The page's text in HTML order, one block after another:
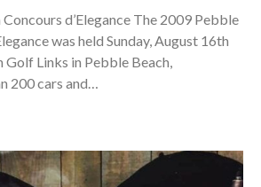
d’Elegance The 2009 Pebble
was held Sunday, August 16th
Golf Links in Pebble Beach,
200 cars and…